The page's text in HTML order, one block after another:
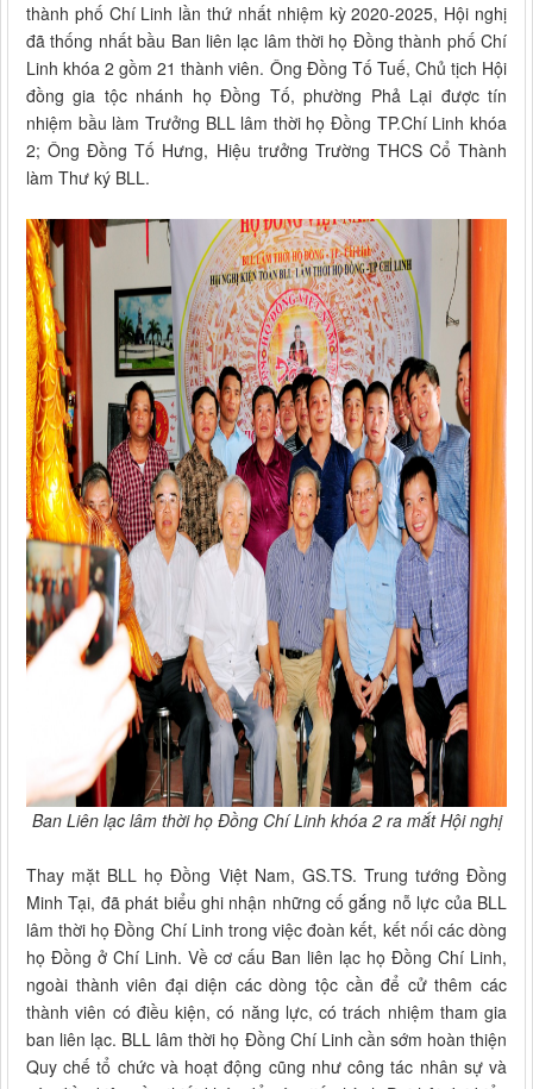
thành phố Chí Linh lần thứ nhất nhiệm kỳ 2020-2025, Hội nghị
đã thống nhất bầu Ban liên lạc lâm thời họ Đồng thành phố Chí
Linh khóa 2 gồm 21 thành viên. Ông Đồng Tố Tuế, Chủ tịch Hội
đồng gia tộc nhánh họ Đồng Tố, phường Phả Lại được tín
nhiệm bầu làm Trưởng BLL lâm thời họ Đồng TP.Chí Linh khóa
2; Ông Đồng Tố Hưng, Hiệu trưởng Trường THCS Cổ Thành
làm Thư ký BLL.
Ban Liên lạc lâm thời họ Đồng Chí Linh khóa 2 ra mắt Hội nghị
Thay mặt BLL họ Đồng Việt Nam, GS.TS. Trung tướng Đồng
Minh Tại, đã phát biểu ghi nhận những cố gắng nỗ lực của BLL
lâm thời họ Đồng Chí Linh trong việc đoàn kết, kết nối các dòng
họ Đồng ở Chí Linh. Về cơ cấu Ban liên lạc họ Đồng Chí Linh,
ngoài thành viên đại diện các dòng tộc cần để cử thêm các
thành viên có điều kiện, có năng lực, có trách nhiệm tham gia
ban liên lạc. BLL lâm thời họ Đồng Chí Linh cần sớm hoàn thiện
Quy chế tổ chức và hoạt động cũng như công tác nhân sự và